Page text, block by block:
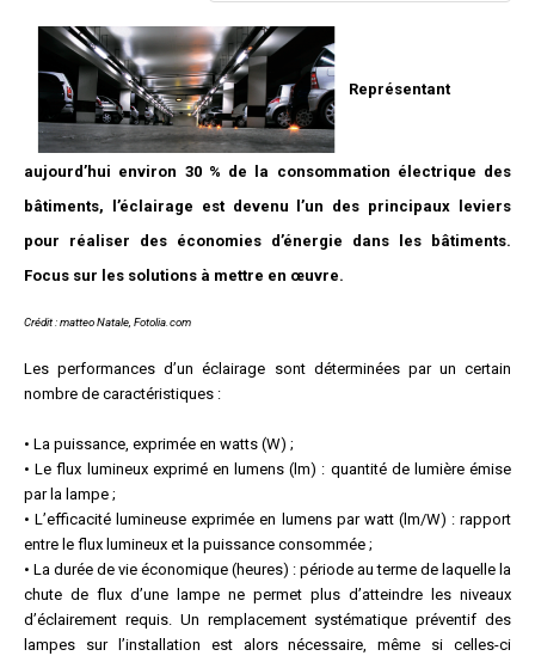
Représentant
aujourd’hui environ 30 % de la consommation électrique des
bâtiments, l’éclairage est devenu l’un des principaux leviers
pour réaliser des économies d’énergie dans les bâtiments.
Focus sur les solutions à mettre en œuvre.
Crédit : matteo Natale, Fotolia.com
Les performances d’un éclairage sont déterminées par un certain
nombre de caractéristiques :
• La puissance, exprimée en watts (W) ;
• Le flux lumineux exprimé en lumens (lm) : quantité de lumière émise
par la lampe ;
• L’efficacité lumineuse exprimée en lumens par watt (lm/W) : rapport
entre le flux lumineux et la puissance consommée ;
• La durée de vie économique (heures) : période au terme de laquelle la
chute de flux d’une lampe ne permet plus d’atteindre les niveaux
d’éclairement requis. Un remplacement systématique préventif des
lampes sur l’installation est alors nécessaire, même si celles-ci